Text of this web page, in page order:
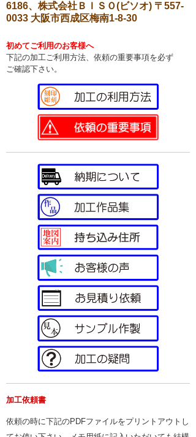
6186、株式会社ＢＩＳＯ(ビソオ) 〒557-
0033 大阪市西成区梅南1-8-30
初めてご利用のお客様へ
下記の加工ご利用方法、依頼の重要事項を必ず
ご確認下さい。
加工依頼書
依頼の時に下記のPDFファイルをプリントアウトし